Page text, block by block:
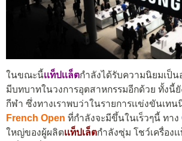
ในขณะนี้เเท็ปเเล็ตกำลังได้รับความนิยมเป็น
มีบทบาทในวงการอุตสาหกรรมอีกด้วย ทั้งนี้
กีฬา ซึ่งทางเราพบว่าในรายการเเข่งขันเท
French Open ที่กำลังจะมีขึ้นในเร็วๆนี้ ทาง
ใหญ่ของผู้ผลิตเเท็ปเล็ตกำลังซุ่ม โชว์เครื่องเ